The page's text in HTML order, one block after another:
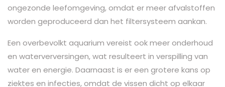
ongezonde leefomgeving, omdat er meer afvalstoffen
worden geproduceerd dan het filtersysteem aankan.
Een overbevolkt aquarium vereist ook meer onderhoud
en waterverversingen, wat resulteert in verspilling van
water en energie. Daarnaast is er een grotere kans op
ziektes en infecties, omdat de vissen dicht op elkaar